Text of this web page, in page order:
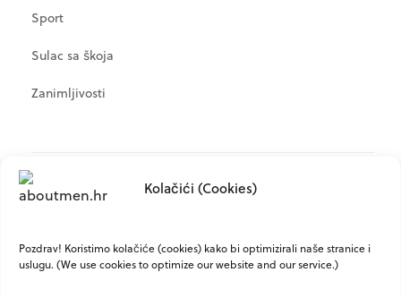
Kolačići (Cookies)
Pozdrav! Koristimo kolačiće (cookies) kako bi optimizirali naše stranice i
uslugu. (We use cookies to optimize our website and our service.)
Sport
Sulac sa škoja
Zanimljivosti
META
Kanal objava
Kanal komentara